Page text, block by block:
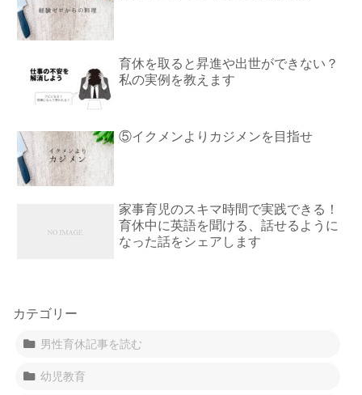
育休を取ると昇進や出世ができない？
私の実例を教えます
⑤イクメンよりカジメンを目指せ
家事育児のスキマ時間で実践できる！
育休中に英語を聞ける、話せるように
なった話をシェアします
カテゴリー
男性育休記事を読む
幼児教育